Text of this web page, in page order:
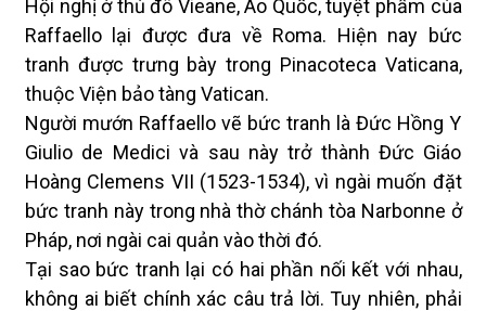
Hội nghị ở thủ đô Vieane, Áo Quốc, tuyệt phẩm của
Raffaello lại được đưa về Roma. Hiện nay bức
tranh được trưng bày trong Pinacoteca Vaticana,
thuộc Viện bảo tàng Vatican.
Người mướn Raffaello vẽ bức tranh là Đức Hồng Y
Giulio de Medici và sau này trở thành Đức Giáo
Hoàng Clemens VII (1523-1534), vì ngài muốn đặt
bức tranh này trong nhà thờ chánh tòa Narbonne ở
Pháp, nơi ngài cai quản vào thời đó.
Tại sao bức tranh lại có hai phần nối kết với nhau,
không ai biết chính xác câu trả lời. Tuy nhiên, phải